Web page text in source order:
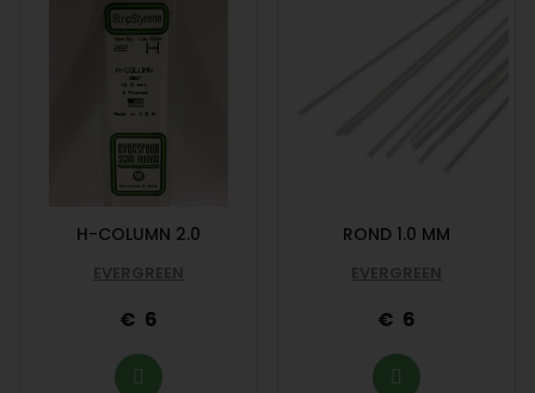
H-COLUMN 2.0
EVERGREEN
6
ROND 1.0 MM
EVERGREEN
6